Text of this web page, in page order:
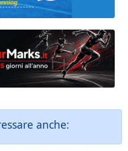
anche: